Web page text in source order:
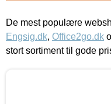
De mest populære
Engsig.dk, Office2go.dk
stort sortiment til gode